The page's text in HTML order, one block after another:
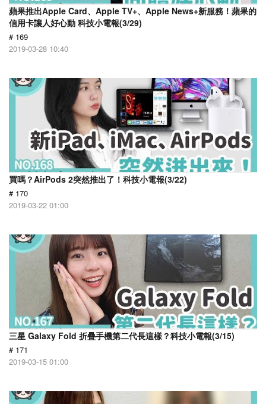
蘋果推出Apple Card、Apple TV+、Apple News+新服務！蘋果的
信用卡讓人好心動 科技小電報(3/29)
# 169
2019-03-28 10:40
買嗎？AirPods 2突然推出了！科技小電報(3/22)
# 170
2019-03-22 01:00
三星 Galaxy Fold 折疊手機第二代長這樣？科技小電報(3/15)
# 171
2019-03-15 01:00